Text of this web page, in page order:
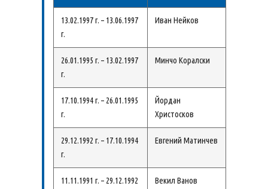
13.02.1997 г. – 13.06.1997
г.
Иван Нейков
26.01.1995 г. – 13.02.1997
г.
Минчо Коралски
17.10.1994 г. – 26.01.1995
г.
Йордан
Христосков
29.12.1992 г. – 17.10.1994
г.
Евгений Матинчев
11.11.1991 г. – 29.12.1992
Векил Ванов